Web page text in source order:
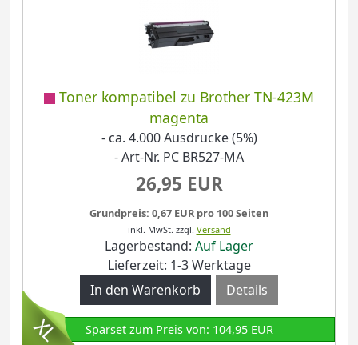
Toner kompatibel zu Brother TN-423M
magenta
- ca. 4.000 Ausdrucke (5%)
- Art-Nr. PC BR527-MA
26,95 EUR
Grundpreis: 0,67 EUR pro 100 Seiten
inkl. MwSt. zzgl. Versand
Lagerbestand: Auf Lager
Lieferzeit: 1-3 Werktage
Details
Sparset zum Preis von: 104,95 EUR